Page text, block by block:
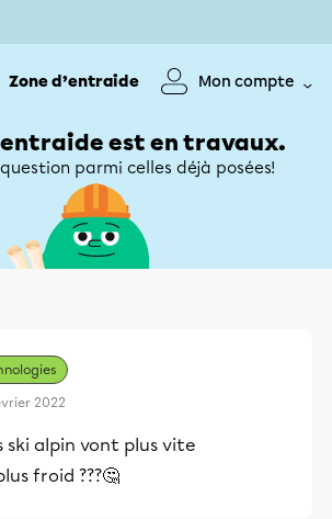
Zone d’entraide Mon compte
est en travaux.
parmi celles déjà posées!
2022
ski alpin vont plus vite
froid ???🤔